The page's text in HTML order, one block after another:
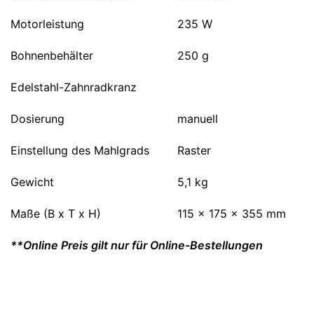
Motorleistung 235 W
Bohnenbehälter 250 g
Edelstahl-Zahnradkranz
Dosierung manuell
Einstellung des Mahlgrads Raster
Gewicht 5,1 kg
Maße (B x T x H) 115 x 175 x 355 mm
**Online Preis gilt nur für Online-Bestellungen